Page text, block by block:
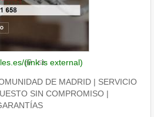
(link is external)
DE MADRID | SERVICIO
SIN COMPROMISO |